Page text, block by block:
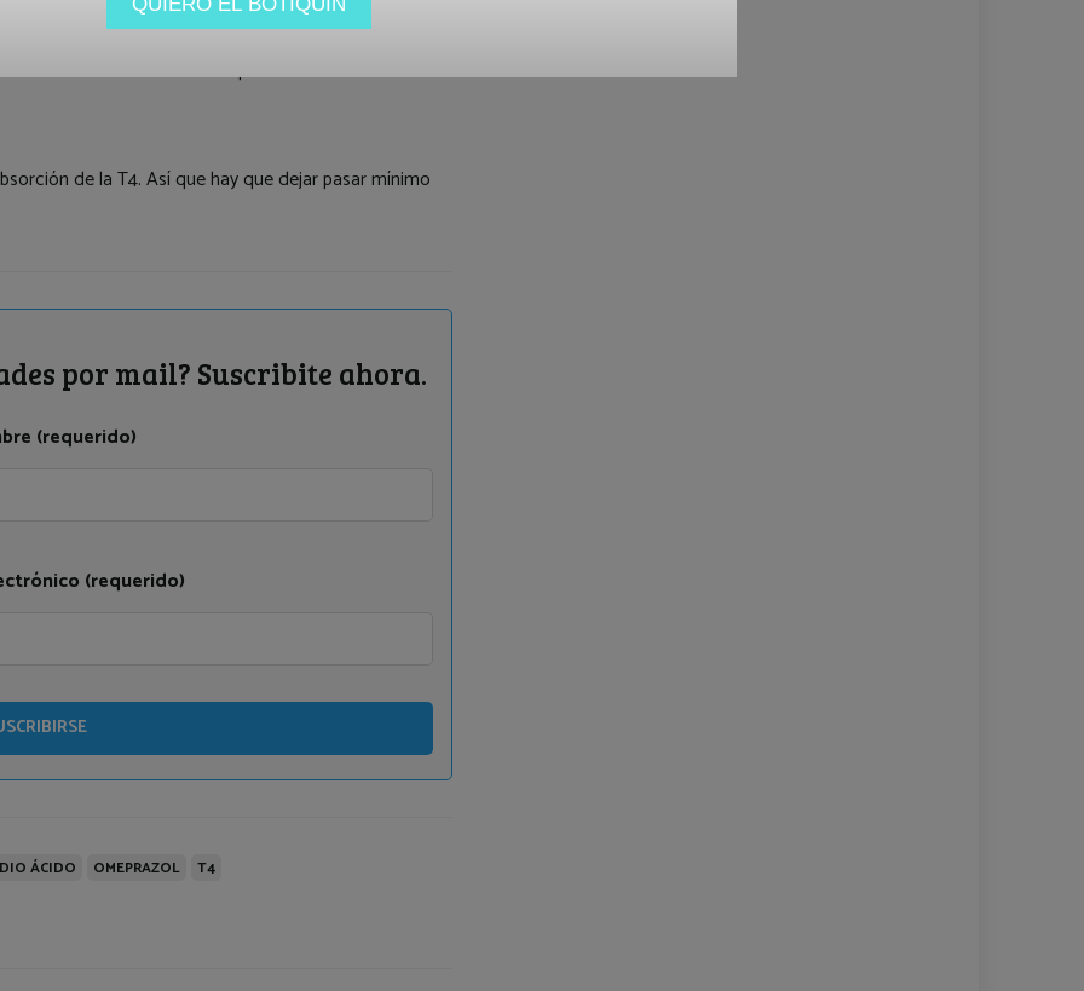
en ayunas, primero se toma la T4. La hormona
un antiácido dicho paso se ve limitado.
de la T4. Así que hay que dejar pasar mínimo
por mail? Suscribite ahora.
(requerido)
(requerido)
ÁCIDO OMEPRAZOL T4